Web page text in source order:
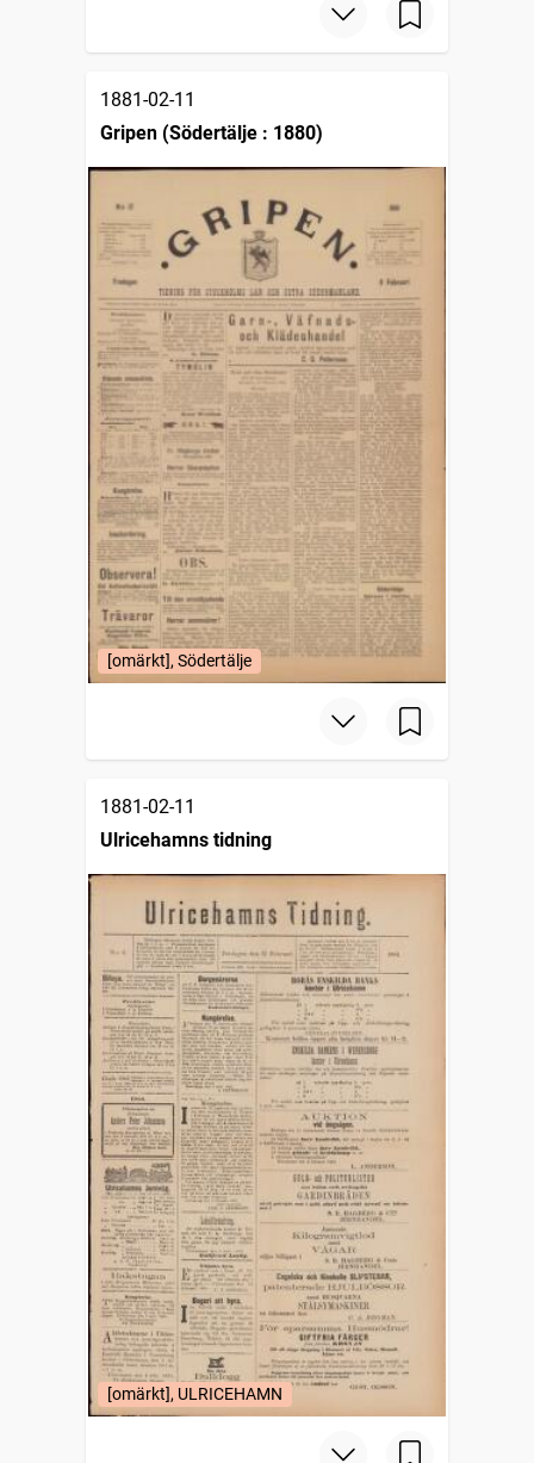
1881-02-11
Gripen (Södertälje : 1880)
[omärkt], Södertälje
1881-02-11
Ulricehamns tidning
[omärkt], ULRICEHAMN